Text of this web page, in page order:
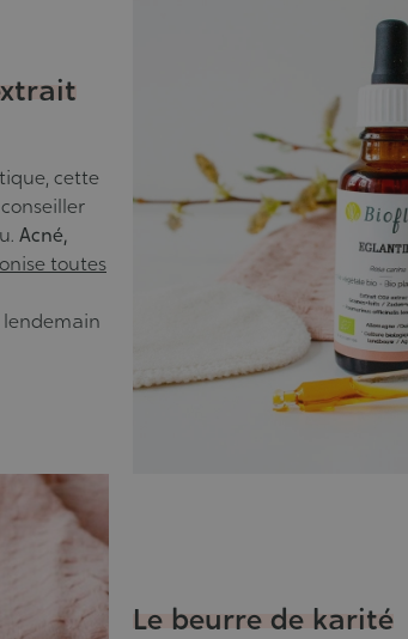
cette
Acné,
toutes
lendemain
Le beurre de karité